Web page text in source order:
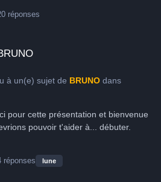
réponses
à un(e) sujet de BRUNOdans
pour cette présentation et bienvenue
pouvoir t'aider à... débuter.
réponses lune